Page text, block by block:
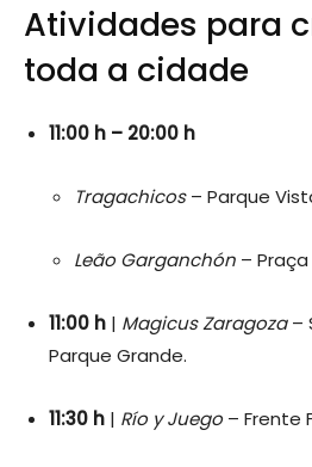
Atividades para
toda a cidade
11:00 h – 20:00 h
Tragachicos– Parque
Leão Garganchón –
11:00 h | Magicus Zaragoza–
Parque Grande.
11:30 h | Río y Juego– Frente